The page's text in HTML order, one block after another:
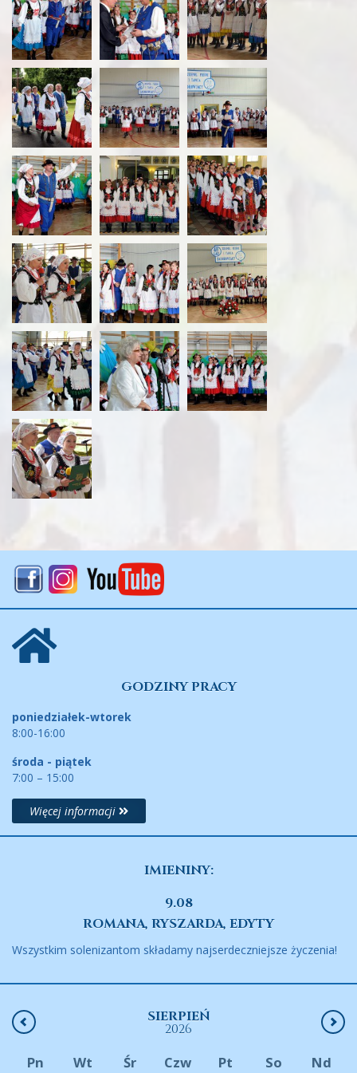
GODZINY PRACY
poniedziałek-wtorek
8:00-16:00
środa - piątek
7:00 – 15:00
Więcej informacji
IMIENINY:
9.08
ROMANA, RYSZARDA, EDYTY
Wszystkim solenizantom składamy najserdeczniejsze życzenia!
SIERPIEŃ
2026
Pn Wt Śr Czw Pt So Nd